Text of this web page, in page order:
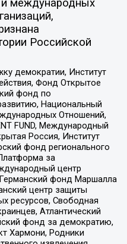
международных
Российской
демократии, Институт
Фонд Открытое
фонд по
Национальный
Отношений,
FUND, Международный
Россия, Институт
фонд регионального
за
центр
фонд Маршалла
центр защиты
ресурсов, Свободная
Атлантический
фонд за демократию,
Хармони, Родники